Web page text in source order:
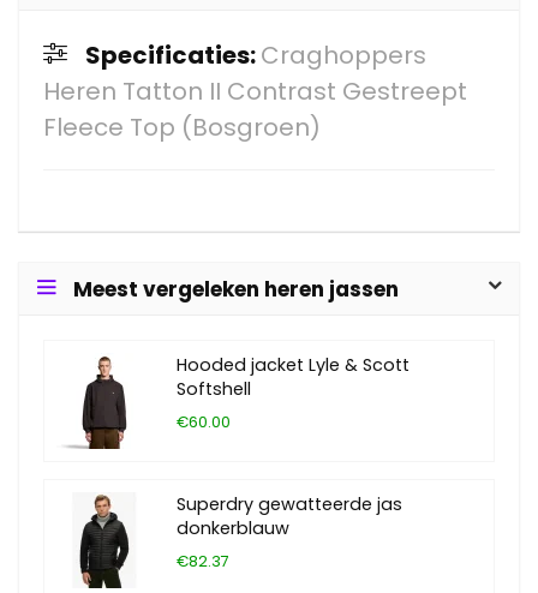
Specificaties:Craghoppers
Heren Tatton II Contrast Gestreept
Fleece Top (Bosgroen)
Meest vergeleken heren jassen
Hooded jacket Lyle & Scott
Softshell
€60.00
Superdry gewatteerde jas
donkerblauw
€82.37